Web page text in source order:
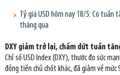
Tỷ giá USD hôm nay 18/5: Có tuần
tháng qua
DXY giảm trở lại, chấm dứt tuần
Chỉ số USD Index (DXY), thước đo sức
đồng tiền chủ chốt khác, đã giảm về